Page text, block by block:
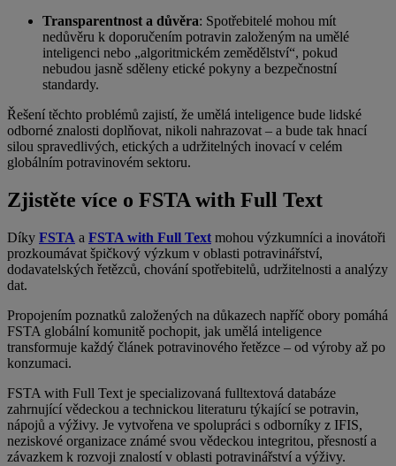
Transparentnost a důvěra: Spotřebitelé mohou mít
nedůvěru k doporučením potravin založeným na umělé
inteligenci nebo „algoritmickém zemědělství“, pokud
nebudou jasně sděleny etické pokyny a bezpečnostní
standardy.
Řešení těchto problémů zajistí, že umělá inteligence bude lidské
odborné znalosti doplňovat, nikoli nahrazovat – a bude tak hnací
silou spravedlivých, etických a udržitelných inovací v celém
globálním potravinovém sektoru.
Zjistěte více o FSTA with Full Text
Díky FSTA a FSTA with Full Text mohou výzkumníci a inovátoři
prozkoumávat špičkový výzkum v oblasti potravinářství,
dodavatelských řetězců, chování spotřebitelů, udržitelnosti a analýzy
dat.
Propojením poznatků založených na důkazech napříč obory pomáhá
FSTA globální komunitě pochopit, jak umělá inteligence
transformuje každý článek potravinového řetězce – od výroby až po
konzumaci.
FSTA with Full Text je specializovaná fulltextová databáze
zahrnující vědeckou a technickou literaturu týkající se potravin,
nápojů a výživy. Je vytvořena ve spolupráci s odborníky z IFIS,
neziskové organizace známé svou vědeckou integritou, přesností a
závazkem k rozvoji znalostí v oblasti potravinářství a výživy.